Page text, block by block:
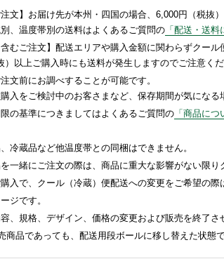
注文】お届け先が本州・四国の場合、6,000円（税抜
、温度帯別の送料はよくあるご質問の 「配送・送料
含むご注文】配送エリアや購入金額に関わらずクール
以上ご購入時にも送料が発生しますのでご注意くだ
文前にお調べすることが可能です。
入をご検討中のお客さまなど、保存期間が気にな
の基準につきましてはよくあるご質問の 「商品につ
冷蔵品など他温度帯との同梱はできません。
一緒にご注文の際は、商品に重大な影響がない限
入で、クール（冷蔵）便配送への変更をご希望の際
ジです。
、規格、デザイン、価格の変更および販売を終了
商品であっても、配送用段ボールに移し替えた状態